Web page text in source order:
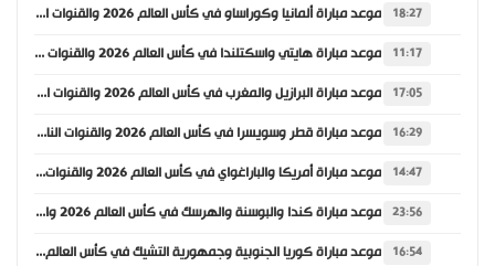
18:27 موعد مباراة ألمانيا وكوراساو في كأس العالم 2026 والقنوات الناقلة
11:17 موعد مباراة هايتي واسكتلندا في كأس العالم 2026 والقنوات الناقلة
17:05 موعد مباراة البرازيل والمغرب في كأس العالم 2026 والقنوات الناقلة
16:29 موعد مباراة قطر وسويسرا في كأس العالم 2026 والقنوات الناقلة
14:47 موعد مباراة أمريكا والباراغواي في كأس العالم 2026 والقنوات الناقلة
23:56 موعد مباراة كندا والبوسنة والهرسك في كأس العالم 2026 والقنوات الناقلة
16:54 موعد مباراة كوريا الجنوبية وجمهورية التشيك في كأس العالم 2026 والقنوات الناقلة